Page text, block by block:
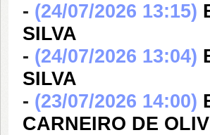
- (24/07/2026 13:15)
SILVA
- (24/07/2026 13:04)
SILVA
- (23/07/2026 14:00)
CARNEIRO DE